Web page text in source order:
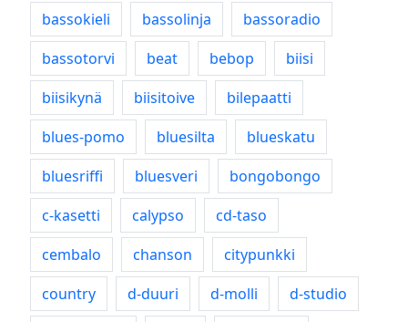
bassokieli
bassolinja
bassoradio
bassotorvi
beat bebop
biisi
biisikynä
biisitoive
bilepaatti
blues-pomo
bluesilta
blueskatu
bluesriffi
bluesveri
bongobongo
c-kasetti
calypso
cd-taso
cembalo
chanson
citypunkki
country
d-duuri d-molli
d-studio